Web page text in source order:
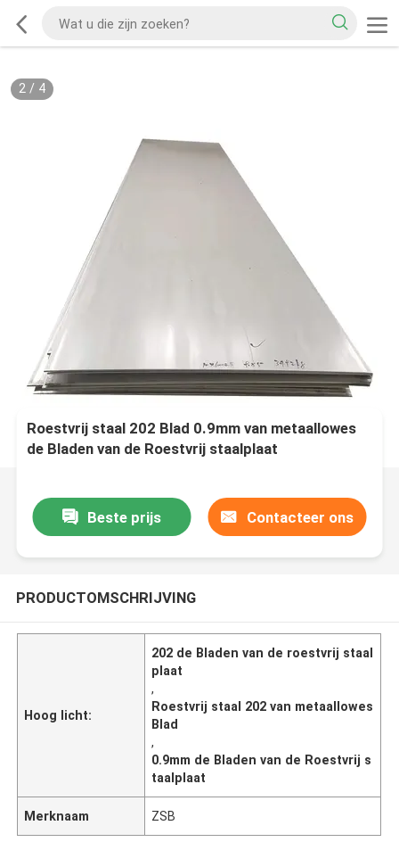
2/ 4
Roestvrij staal 202 Blad 0.9mm van metaallowes
de Bladen van de Roestvrij staalplaat
Beste prijs Contacteer ons
PRODUCTOMSCHRIJVING
Hoog licht:
202 de Bladen van de roestvrij staal
plaat
,
Roestvrij staal 202 van metaallowes
Blad
,
0.9mm de Bladen van de Roestvrij s
taalplaat
Merknaam ZSB